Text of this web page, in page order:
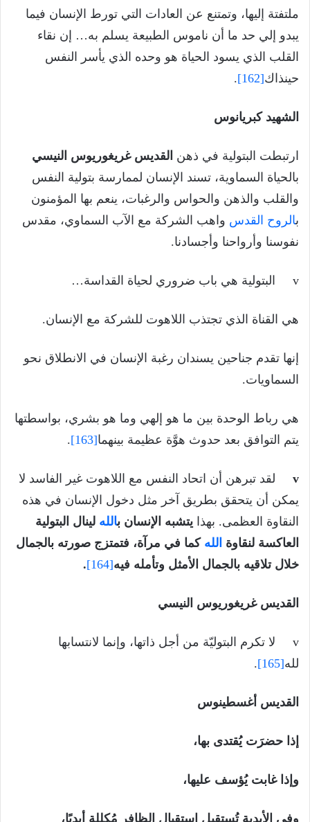
ملتفتة إليها، وتمتنع عن العادات التي تورط الإنسان فيما
يبدو إلي حد ما أن ناموس الطبيعة يسلم به… إن نقاء
القلب الذي يسود الحياة هو وحده الذي يأسر النفس
حينذاك[162]
.
الشهيد كبريانوس
ارتبطت البتولية في ذهن القديس غريغوريوس النيسي
بالحياة السماوية، تسند الإنسان لممارسة بتولية النفس
والقلب والذهن والحواس والرغبات، ينعم بها المؤمنون
بالروح القدس واهب الشركة مع الآب السماوي، مقدس
نفوسنا وأرواحنا وأجسادنا.
v البتولية هي باب ضروري لحياة القداسة…
هي القناة الذي تجتذب اللاهوت للشركة مع الإنسان.
إنها تقدم جناحين يسندان رغبة الإنسان في الانطلاق نحو
السماويات.
هي رباط الوحدة بين ما هو إلهي وما هو بشري، بواسطتها
يتم التوافق بعد حدوث هوَّة عظيمة بينهما[163]
.
v
لقد تبرهن أن اتحاد النفس مع اللاهوت غير الفاسد لا
يمكن أن يتحقق بطريق آخر مثل دخول الإنسان في هذه
النقاوة العظمى. بهذا يتشبه الإنسان بالله لينال البتولية
العاكسة لنقاوة الله كما في مرآة، فتمتزج صورته بالجمال
خلال تلاقيه بالجمال الأمثل وتأمله فيه[164]
.
القديس غريغوريوس النيسي
v لا تكرم البتوليّة من أجل ذاتها، وإنما لانتسابها
لله[165]
.
القديس أغسطينوس
إذا حضرَت يُقتدى بها،
وإذا غابت يُؤسف عليها،
وفي الأبدية تُستقبل استقبال الظافر مُكللة أبديًا،